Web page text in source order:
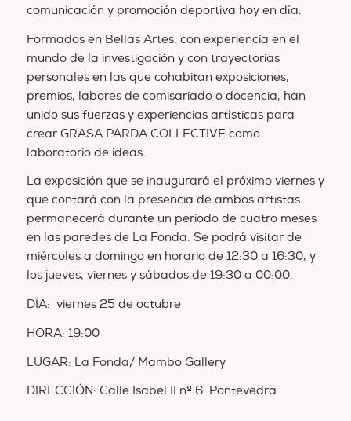
comunicación y promoción deportiva hoy en día.
Formados en Bellas Artes, con experiencia en el
mundo de la investigación y con trayectorias
personales en las que cohabitan exposiciones,
premios, labores de comisariado o docencia, han
unido sus fuerzas y experiencias artísticas para
crear GRASA PARDA COLLECTIVE como
laboratorio de ideas.
La exposición que se inaugurará el próximo viernes y
que contará con la presencia de ambos artistas
permanecerá durante un periodo de cuatro meses
en las paredes de La Fonda. Se podrá visitar de
miércoles a domingo en horario de 12:30 a 16:30, y
los jueves, viernes y sábados de 19:30 a 00:00.
DÍA: viernes 25 de octubre
HORA: 19:00
LUGAR: La Fonda/ Mambo Gallery
DIRECCIÓN: Calle Isabel II nº 6. Pontevedra